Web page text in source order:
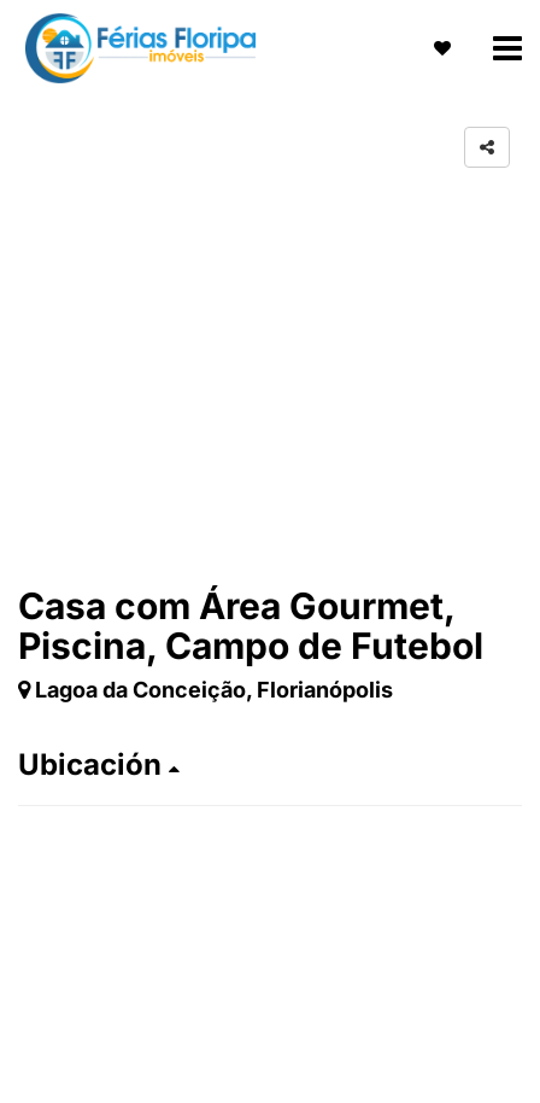
Casa com Área Gourmet,
Piscina, Campo de Futebol
Lagoa da Conceição, Florianópolis
Ubicación